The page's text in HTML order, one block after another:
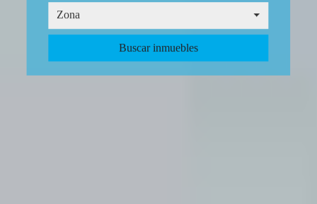
Zona
Zona
Buscar inmuebles